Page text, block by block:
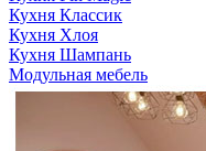
Кухня Классик
Кухня Хлоя
Кухня Шампань
Модульная мебель